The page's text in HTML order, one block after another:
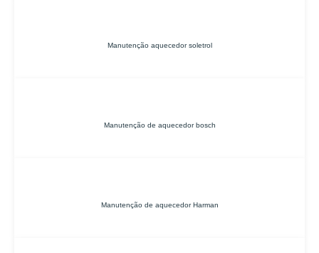
Manutenção aquecedor soletrol
Manutenção de aquecedor bosch
Manutenção de aquecedor Harman